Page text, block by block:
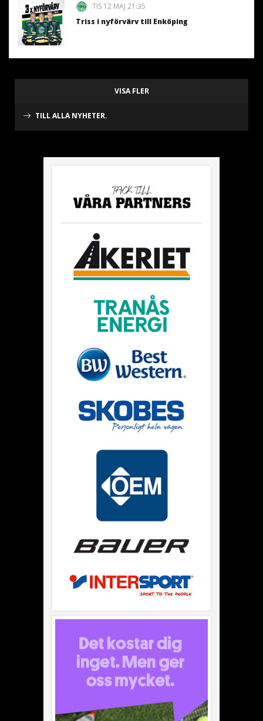
TIS 12 MAJ 21:35
Triss i nyförvärv till Enköping
VISA FLER
TILL ALLA NYHETER.